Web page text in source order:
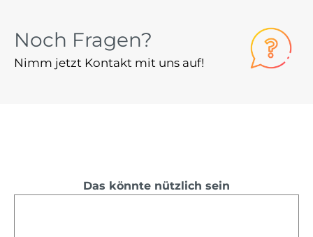
Noch Fragen?
Nimm jetzt Kontakt mit uns auf!
Das könnte nützlich sein